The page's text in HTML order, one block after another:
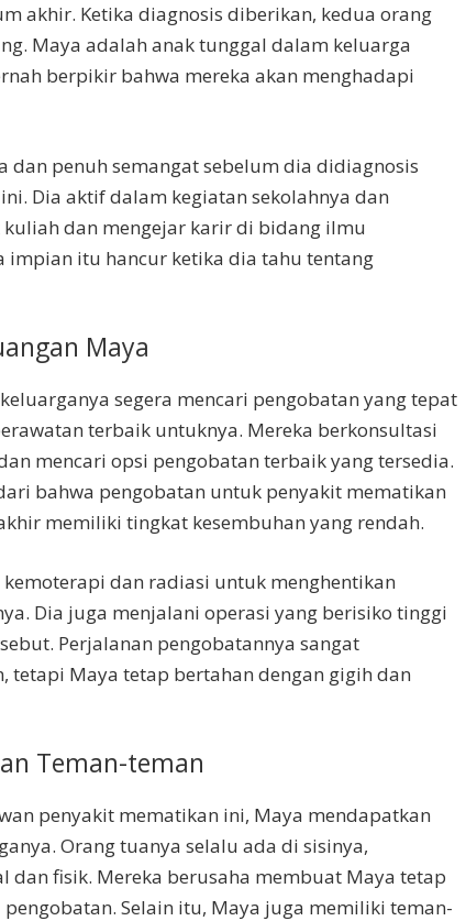
akhir. Ketika diagnosis diberikan, kedua orang
Maya adalah anak tunggal dalam keluarga
berpikir bahwa mereka akan menghadapi
dan penuh semangat sebelum dia didiagnosis
Dia aktif dalam kegiatan sekolahnya dan
dan mengejar karir di bidang ilmu
impian itu hancur ketika dia tahu tentang
Maya
segera mencari pengobatan yang tepat
terbaik untuknya. Mereka berkonsultasi
mencari opsi pengobatan terbaik yang tersedia.
bahwa pengobatan untuk penyakit mematikan
memiliki tingkat kesembuhan yang rendah.
dan radiasi untuk menghentikan
Dia juga menjalani operasi yang berisiko tinggi
Perjalanan pengobatannya sangat
tetapi Maya tetap bertahan dengan gigih dan
Teman-teman
penyakit mematikan ini, Maya mendapatkan
Orang tuanya selalu ada di sisinya,
dan fisik. Mereka berusaha membuat Maya tetap
Selain itu, Maya juga memiliki teman-